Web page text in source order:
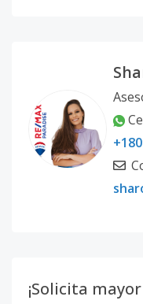
¡Solicita